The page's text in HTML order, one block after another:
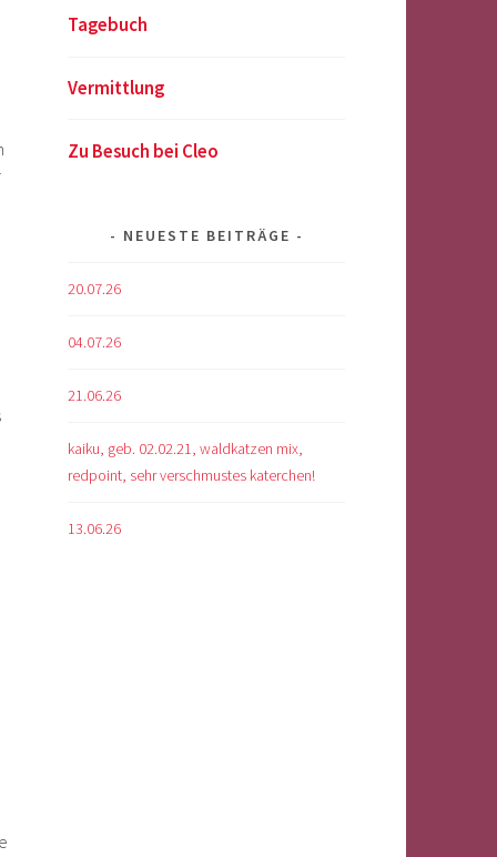
Tagebuch
Vermittlung
Zu Besuch bei Cleo
NEUESTE BEITRÄGE
20.07.26
04.07.26
21.06.26
kaiku, geb. 02.02.21, waldkatzen mix,
redpoint, sehr verschmustes katerchen!
13.06.26